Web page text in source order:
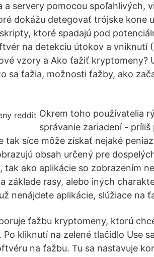
a servery pomocou spoľahlivých,
dokážu detegovať trójske kone
ktoré spadajú pod
na detekciu útokov a vniknutí
vzory a Ako ťažiť kryptomeny?
sa ťažia, možnosti ťažby, ako
Okrem toho používatelia
správanie zariadení - príliš
tak síce môže získať nejaké
obsah určený pre
tak ako aplikácie so zobrazením
základe rasy, alebo iných
nenájdete aplikácie, slúžiace na
ťažbu kryptomeny, ktorú
kliknutí na zelené tlačidlo Use
na ťažbu. Tu sa nastavuje